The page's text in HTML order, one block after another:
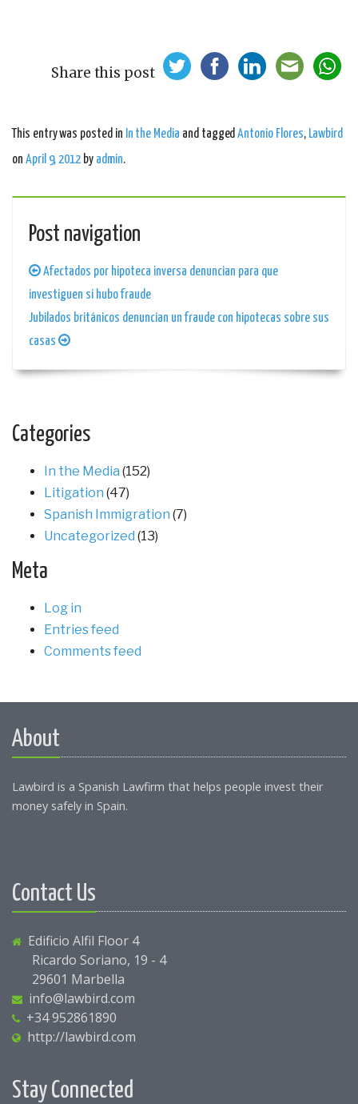
Share this post
This entry was posted in In the Media and taggedAntonio Flores, Lawbird
on April 9, 2012 by admin.
Post navigation
Afectados por hipoteca inversa denuncian para que
investiguen si hubo fraude
Jubilados británicos denuncian un fraude con hipotecas sobre sus
casas
Categories
In the Media (152)
Litigation (47)
Spanish Immigration (7)
Uncategorized (13)
Meta
Log in
Entries feed
Comments feed
About
Lawbird is a Spanish Lawfirm that helps people invest their
money safely in Spain.
Contact Us
Edificio Alfil Floor 4
Ricardo Soriano, 19 - 4
29601 Marbella
info@lawbird.com
+34 952861890
http://lawbird.com
Stay Connected